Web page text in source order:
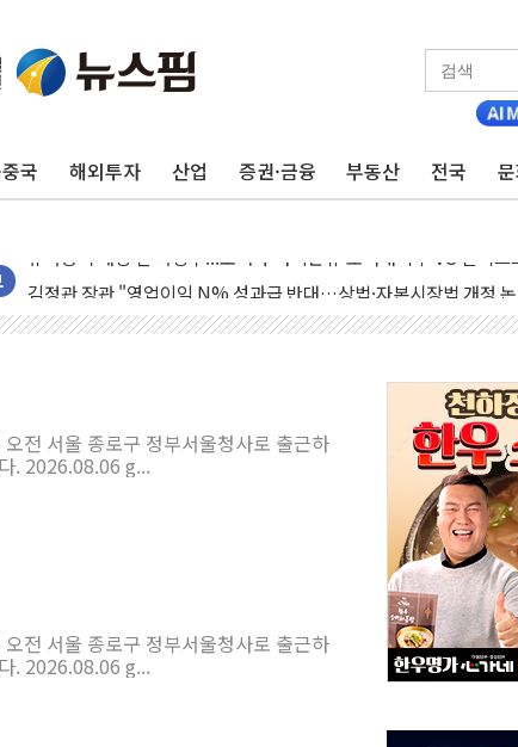
국 해외투자 산업 증권·금융 부동산 전국
리투아니아 국방 "러, 우크라 드론으로 나토 회원국 공격 검토… 거
구광모, 내주 실리콘밸리서 젠슨 황 재회…로봇·AI 데이터센터·모
김정관 장관 "영업이익 N% 성과급 반대…상법·자본시장법 개정
뉴욕증시 프리뷰, 미 주가선물 AI주 차익실현 속 혼조세...웨스턴
금값 7주 만에 최고…美 고용 둔화·호르무즈 재개방 기대에 강세
[인도증시] 중동 긴장 완화에 실적 호조까지, 상승...호실적 보고 기
러, 1인칭시점 드론으로 우크라 민간인 '사파리' 공격… 시민들 공
[베트남 증시] 지수 하락 속 'DGC' 임시 주총 기대감에 홀로 상한
'월가의 황제' 다이먼 "금융시장 레버리지 위험수위…숨은 차입이
양주 섬유염색공장서 화재 1명 중상…대응 1단계 진압 중
김정관 산업부 장관 "주 52시간 손봐야, 경쟁상대 中과 비교해야"
해군 1함대 창설 80주년…지역과 함께하는 '선봉'의 대민 봉사
[3보] 북, 원산서 동해로 단거리 탄도미사일 1발 발사… 올해 10번
전 서울 종로구 정부서울청사로 출근하
. 2026.08.06 g...
전 서울 종로구 정부서울청사로 출근하
. 2026.08.06 g...